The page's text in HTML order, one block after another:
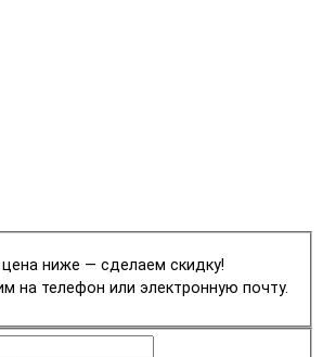
цена ниже — сделаем скидку!
на телефон или электронную почту.